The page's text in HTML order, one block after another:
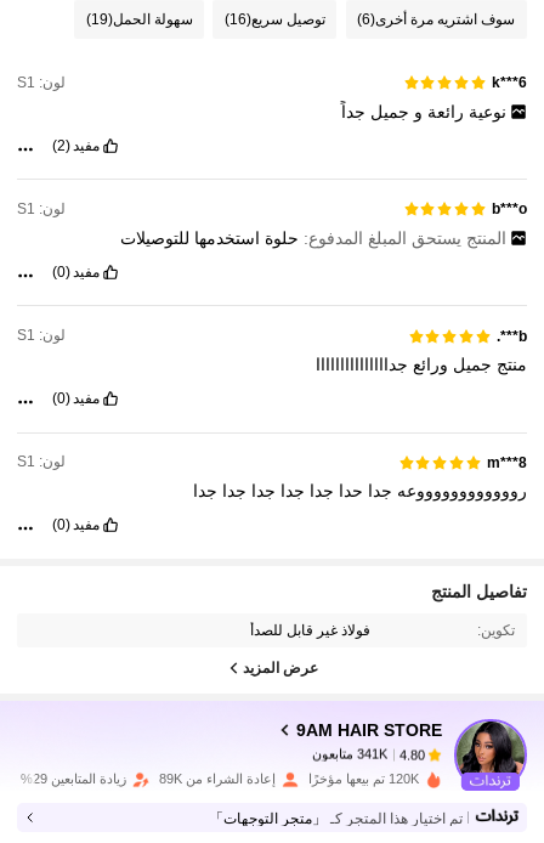
سوف اشتريه مرة أخرى(6) توصيل سريع(16) سهولة الحمل(19)
k***6 لون: S1
نوعية رائعة و جميل جداً
مفيد(2)
b***o لون: S1
المنتج يستحق المبلغ المدفوع: حلوة استخدمها للتوصيلات
مفيد(0)
b***. لون: S1
منتج جميل ورائع جدااااااااااااااا
مفيد(0)
m***8 لون: S1
رووووووووووووعه جدا حدا جدا جدا جدا جدا جدا
مفيد(0)
تفاصيل المنتج
تكوين: فولاذ غير قابل للصدأ
عرض المزيد
9AM HAIR STORE
4.80
341K متابعون
a***2 تم دفعمنذ 1 يوم
4.80 341K متابعون
120K تم بيعها مؤخرًا إعادة الشراء من 89K زيادة المتابعين 29%
تم اختيار هذا المتجر كـ 「متجر التوجهات」